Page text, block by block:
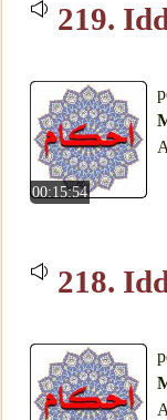
219.
00:15:54
218.